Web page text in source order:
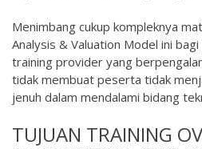
Menimbang cukup kompleknya
Analysis & Valuation Model ini
training provider yang
tidak membuat peserta tidak
jenuh dalam mendalami bidang
TUJUAN TRAINING